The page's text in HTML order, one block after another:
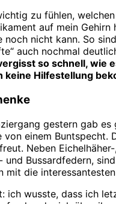
zu fühlen,
auf mein Gehirn
noch nicht kann. So
auch nochmal
so schnell, wie
keine Hilfestellung
gestern gab es
von einem Buntspecht.
Neben
und Bussardfedern,
mit die interessantesten
ich wusste, dass ich